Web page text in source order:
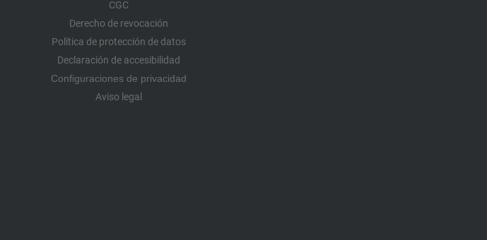
CGC
Derecho de revocación
Política de protección de datos
Declaración de accesibilidad
Configuraciones de privacidad
Aviso legal